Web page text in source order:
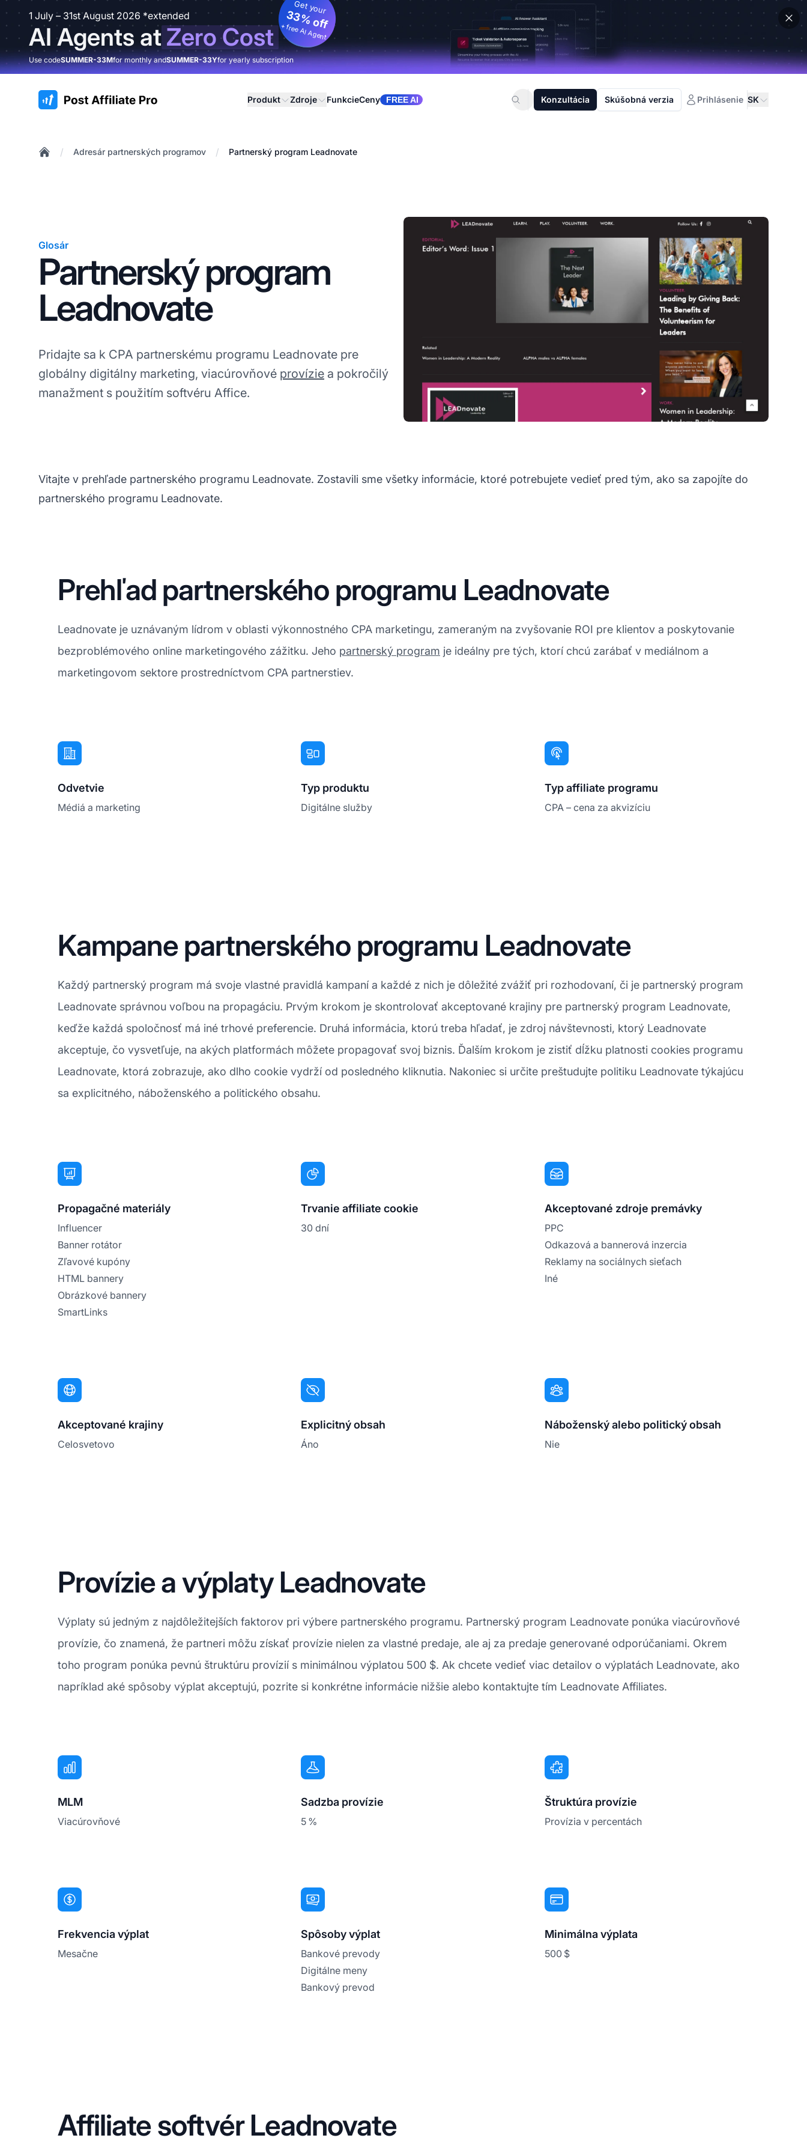
1 July – 31st August 2026 *extended
AI Agents atZero Cost
Get your
33% off
+ free AI Agent
Use codeSUMMER-33Mfor monthly andSUMMER-33Yfor yearly subscription
:site.title Produkt Zdroje FunkcieCeny FREE AI Konzultácia Skúšobná verzia Prihlásenie SK
/ Adresár partnerských programov / Partnerský program Leadnovate
Glosár
Partnerský program
Leadnovate
Pridajte sa k CPA partnerskému programu Leadnovate pre
globálny digitálny marketing, viacúrovňové provízie a pokročilý
manažment s použitím softvéru Affice.
Vitajte v prehľade partnerského programu Leadnovate. Zostavili sme všetky informácie, ktoré potrebujete vedieť pred tým, ako sa zapojíte do
partnerského programu Leadnovate.
Prehľad partnerského programu Leadnovate
Leadnovate je uznávaným lídrom v oblasti výkonnostného CPA marketingu, zameraným na zvyšovanie ROI pre klientov a poskytovanie
bezproblémového online marketingového zážitku. Jeho partnerský program je ideálny pre tých, ktorí chcú zarábať v mediálnom a
marketingovom sektore prostredníctvom CPA partnerstiev.
Odvetvie
Médiá a marketing
Typ produktu
Digitálne služby
Typ affiliate programu
CPA – cena za akvizíciu
Kampane partnerského programu Leadnovate
Každý partnerský program má svoje vlastné pravidlá kampaní a každé z nich je dôležité zvážiť pri rozhodovaní, či je partnerský program
Leadnovate správnou voľbou na propagáciu. Prvým krokom je skontrolovať akceptované krajiny pre partnerský program Leadnovate,
keďže každá spoločnosť má iné trhové preferencie. Druhá informácia, ktorú treba hľadať, je zdroj návštevnosti, ktorý Leadnovate
akceptuje, čo vysvetľuje, na akých platformách môžete propagovať svoj biznis. Ďalším krokom je zistiť dĺžku platnosti cookies programu
Leadnovate, ktorá zobrazuje, ako dlho cookie vydrží od posledného kliknutia. Nakoniec si určite preštudujte politiku Leadnovate týkajúcu
sa explicitného, náboženského a politického obsahu.
Propagačné materiály
Influencer
Banner rotátor
Zľavové kupóny
HTML bannery
Obrázkové bannery
SmartLinks
Trvanie affiliate cookie
30 dní
Akceptované zdroje premávky
PPC
Odkazová a bannerová inzercia
Reklamy na sociálnych sieťach
Iné
Akceptované krajiny
Celosvetovo
Explicitný obsah
Áno
Náboženský alebo politický obsah
Nie
Provízie a výplaty Leadnovate
Výplaty sú jedným z najdôležitejších faktorov pri výbere partnerského programu. Partnerský program Leadnovate ponúka viacúrovňové
provízie, čo znamená, že partneri môžu získať provízie nielen za vlastné predaje, ale aj za predaje generované odporúčaniami. Okrem
toho program ponúka pevnú štruktúru provízií s minimálnou výplatou 500 $. Ak chcete vedieť viac detailov o výplatách Leadnovate, ako
napríklad aké spôsoby výplat akceptujú, pozrite si konkrétne informácie nižšie alebo kontaktujte tím Leadnovate Affiliates.
MLM
Viacúrovňové
Sadzba provízie
5 %
Štruktúra provízie
Provízia v percentách
Frekvencia výplat
Mesačne
Spôsoby výplat
Bankové prevody
Digitálne meny
Bankový prevod
Minimálna výplata
500 $
Affiliate softvér Leadnovate